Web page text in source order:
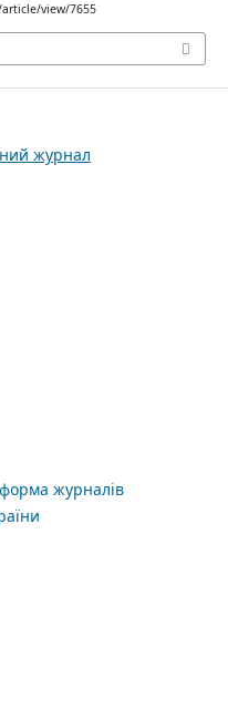
view/7655
журнал
журналів